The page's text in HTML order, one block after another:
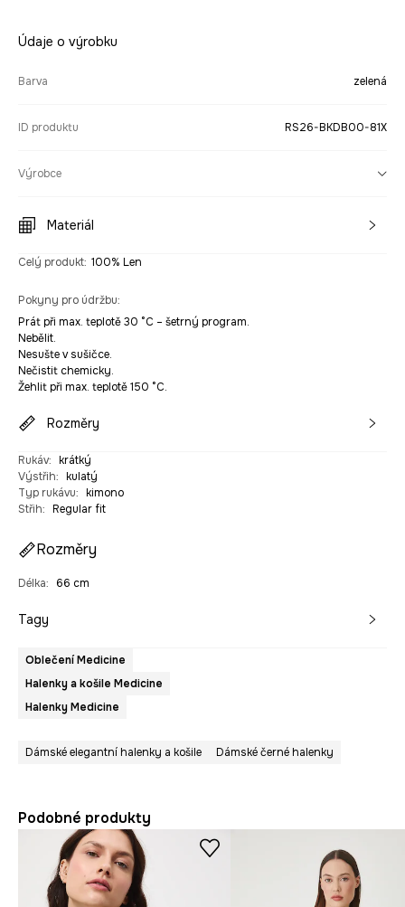
Údaje o výrobku
Barva zelená
ID produktu RS26-BKDB00-81X
Výrobce
Materiál
Celý produkt: 100% Len
Pokyny pro údržbu:
Prát při max. teplotě 30 °C – šetrný program.
Nebělit.
Nesušte v sušičce.
Nečistit chemicky.
Žehlit při max. teplotě 150 °C.
Rozměry
Rukáv: krátký
Výstřih: kulatý
Typ rukávu: kimono
Střih: Regular fit
Rozměry
Délka: 66 cm
Tagy
Oblečení Medicine
Halenky a košile Medicine
Halenky Medicine
Dámské elegantní halenky a košile Dámské černé halenky
Podobné produkty